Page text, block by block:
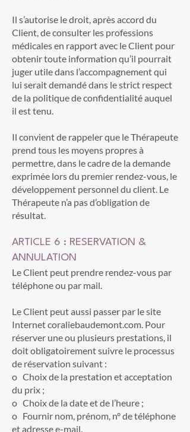
Il s’autorise le droit, après accord du
Client, de consulter les professions
médicales en rapport avec le Client pour
obtenir toute information qu’il pourrait
juger utile dans l’accompagnement qui
lui serait demandé dans le strict respect
de la politique de confidentialité auquel
il est tenu.
Il convient de rappeler que le Thérapeute
prend tous les moyens propres à
permettre, dans le cadre de la demande
exprimée lors du premier rendez-vous, le
développement personnel du client. Le
Thérapeute n’a pas d’obligation de
résultat.
ARTICLE 6 : RESERVATION &
ANNULATION
Le Client peut prendre rendez-vous par
téléphone ou par mail.
Le Client peut aussi passer par le site
Internet coraliebaudemont.com. Pour
réserver une ou plusieurs prestations, il
doit obligatoirement suivre le processus
de réservation suivant :
o Choix de la prestation et acceptation
du prix ;
o Choix de la date et de l’heure ;
o Fournir nom, prénom, n° de téléphone
et adresse e-mail.